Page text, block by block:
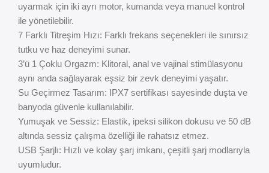
uyarmak için iki ayrı motor, kumanda veya manuel kontrol
ile yönetilebilir.
7 Farklı Titreşim Hızı: Farklı frekans seçenekleri ile sınırsız
tutku ve haz deneyimi sunar.
3’ü 1 Çoklu Orgazm: Klitoral, anal ve vajinal stimülasyonu
aynı anda sağlayarak eşsiz bir zevk deneyimi yaşatır.
Su Geçirmez Tasarım: IPX7 sertifikası sayesinde duşta ve
banyoda güvenle kullanılabilir.
Yumuşak ve Sessiz: Elastik, ipeksi silikon dokusu ve 50 dB
altında sessiz çalışma özelliği ile rahatsız etmez.
USB Şarjlı: Hızlı ve kolay şarj imkanı, çeşitli şarj modlarıyla
uyumludur.